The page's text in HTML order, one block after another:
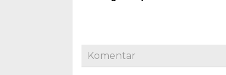
Komentar